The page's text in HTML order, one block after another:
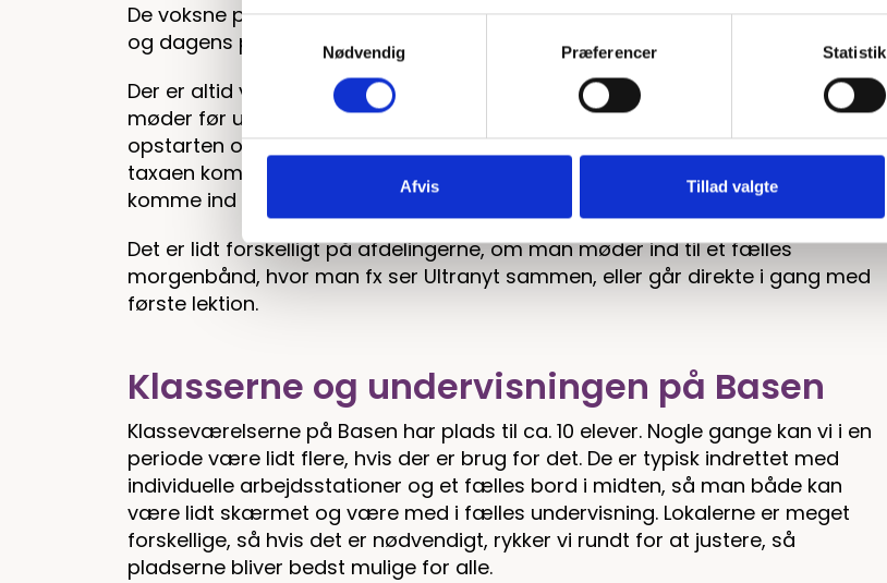
Samtykkevalg
Nødvendig
Præferencer Statistik
Afvis Tillad valgte
De voksne på Basen har fælles morgenmøde. Her opdateres alle på skema
og dagens planer.
Der er altid voksne klar til at tage imod dig, når du møder ind. Også hvis du
møder før undervisningen går i gang kl. 8.20. Vi kan lave særlige aftaler i
opstarten om fx at blive hentet nede ved hoveddøren, eller at vi står klar, når
taxaen kommer. Målet vil altid være, at du kan blive tryg nok til, at du selv kan
komme ind ad døren og gå til din klasse.
Det er lidt forskelligt på afdelingerne, om man møder ind til et fælles
morgenbånd, hvor man fx ser Ultranyt sammen, eller går direkte i gang med
første lektion.
Klasserne og undervisningen på Basen
Klasseværelserne på Basen har plads til ca. 10 elever. Nogle gange kan vi i en
periode være lidt flere, hvis der er brug for det. De er typisk indrettet med
individuelle arbejdsstationer og et fælles bord i midten, så man både kan
være lidt skærmet og være med i fælles undervisning. Lokalerne er meget
forskellige, så hvis det er nødvendigt, rykker vi rundt for at justere, så
pladserne bliver bedst mulige for alle.